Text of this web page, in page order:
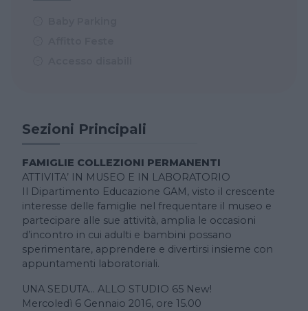
Sezioni Principali
FAMIGLIE COLLEZIONI PERMANENTI
ATTIVITA’ IN MUSEO E IN LABORATORIO
Il Dipartimento Educazione GAM, visto il crescente
interesse delle famiglie nel frequentare il museo e
partecipare alle sue attività, amplia le occasioni
d’incontro in cui adulti e bambini possano
sperimentare, apprendere e divertirsi insieme con
appuntamenti laboratoriali.
UNA SEDUTA… ALLO STUDIO 65 New!
Mercoledì 6 Gennaio 2016, ore 15.00